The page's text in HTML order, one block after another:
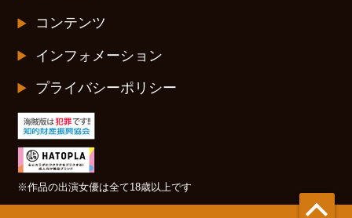
コンテンツ
インフォメーション
プライバシーポリシー
※作品の出演女優は全て18歳以上です